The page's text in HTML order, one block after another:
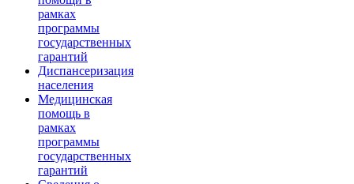
рамках
программы
государственных
гарантий
Диспансеризация
населения
Медицинская
помощь в
рамках
программы
государственных
гарантий